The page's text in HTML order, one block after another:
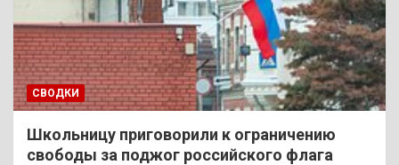
СВОДКИ
Школьницу приговорили к ограничению
свободы за поджог российского флага